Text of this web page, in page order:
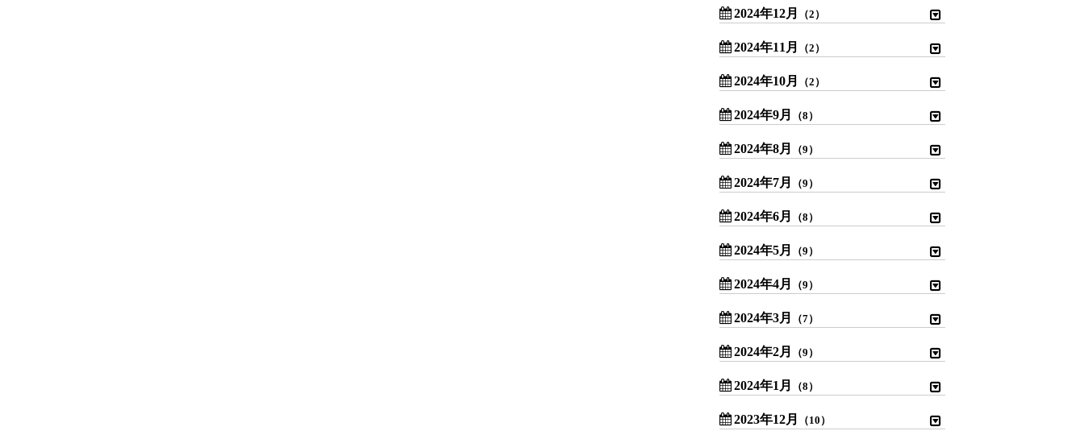
2024年12月 （2）
2024年11月 （2）
2024年10月 （2）
2024年9月 （8）
2024年8月 （9）
2024年7月 （9）
2024年6月 （8）
2024年5月 （9）
2024年4月 （9）
2024年3月 （7）
2024年2月 （9）
2024年1月 （8）
2023年12月 （10）